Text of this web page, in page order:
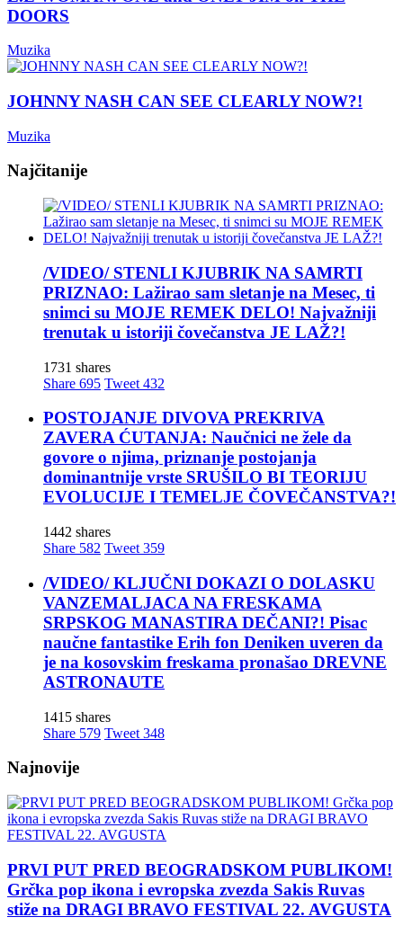
DOORS
Muzika
JOHNNY NASH CAN SEE CLEARLY NOW?!
Muzika
Najčitanije
/VIDEO/ STENLI KJUBRIK NA SAMRTI
PRIZNAO: Lažirao sam sletanje na Mesec, ti
snimci su MOJE REMEK DELO! Najvažniji
trenutak u istoriji čovečanstva JE LAŽ?!
1731 shares
Share 695 Tweet 432
POSTOJANJE DIVOVA PREKRIVA
ZAVERA ĆUTANJA: Naučnici ne žele da
govore o njima, priznanje postojanja
dominantnije vrste SRUŠILO BI TEORIJU
EVOLUCIJE I TEMELJE ČOVEČANSTVA?!
1442 shares
Share 582 Tweet 359
/VIDEO/ KLJUČNI DOKAZI O DOLASKU
VANZEMALJACA NA FRESKAMA
SRPSKOG MANASTIRA DEČANI?! Pisac
naučne fantastike Erih fon Deniken uveren da
je na kosovskim freskama pronašao DREVNE
ASTRONAUTE
1415 shares
Share 579 Tweet 348
Najnovije
PRVI PUT PRED BEOGRADSKOM PUBLIKOM!
Grčka pop ikona i evropska zvezda Sakis Ruvas
stiže na DRAGI BRAVO FESTIVAL 22. AVGUSTA